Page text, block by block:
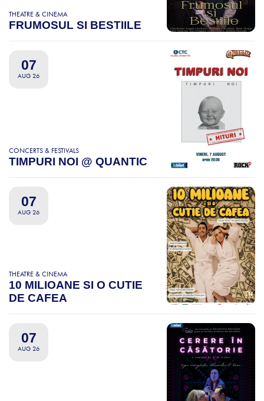
THEATRE & CINEMA
FRUMOSUL SI BESTIILE
07
AUG 26
CONCERTS & FESTIVALS
TIMPURI NOI @ QUANTIC
07
AUG 26
THEATRE & CINEMA
10 MILIOANE SI O CUTIE
DE CAFEA
07
AUG 26